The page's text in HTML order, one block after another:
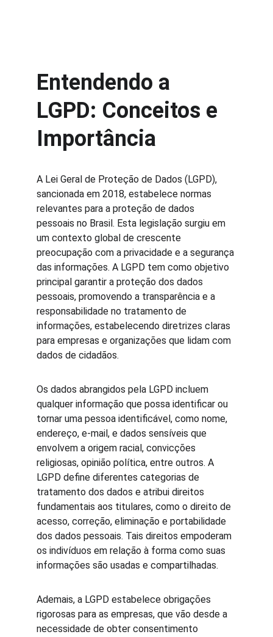
Entendendo a
LGPD: Conceitos e
Importância
A Lei Geral de Proteção de Dados (LGPD),
sancionada em 2018, estabelece normas
relevantes para a proteção de dados
pessoais no Brasil. Esta legislação surgiu em
um contexto global de crescente
preocupação com a privacidade e a segurança
das informações. A LGPD tem como objetivo
principal garantir a proteção dos dados
pessoais, promovendo a transparência e a
responsabilidade no tratamento de
informações, estabelecendo diretrizes claras
para empresas e organizações que lidam com
dados de cidadãos.
Os dados abrangidos pela LGPD incluem
qualquer informação que possa identificar ou
tornar uma pessoa identificável, como nome,
endereço, e-mail, e dados sensíveis que
envolvem a origem racial, convicções
religiosas, opinião política, entre outros. A
LGPD define diferentes categorias de
tratamento dos dados e atribui direitos
fundamentais aos titulares, como o direito de
acesso, correção, eliminação e portabilidade
dos dados pessoais. Tais direitos empoderam
os indivíduos em relação à forma como suas
informações são usadas e compartilhadas.
Ademais, a LGPD estabelece obrigações
rigorosas para as empresas, que vão desde a
necessidade de obter consentimento